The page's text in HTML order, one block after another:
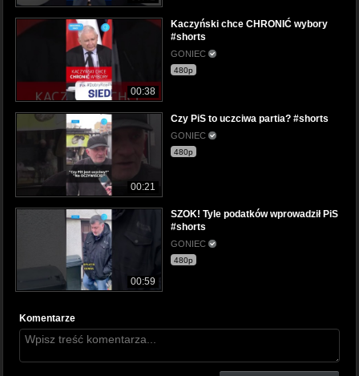
00:38
Kaczyński chce CHRONIĆ wybory
#shorts
GONIEC
480p
00:21
Czy PiS to uczciwa partia? #shorts
GONIEC
480p
00:59
SZOK! Tyle podatków wprowadził PiS
#shorts
GONIEC
480p
Komentarze